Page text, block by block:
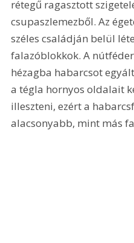
rétegű ragasztott
csupaszlemezből. Az
széles családján belül
falazóblokkok. A
hézagba habarcsot
a tégla hornyos oldalait
illeszteni, ezért a
alacsonyabb, mint más